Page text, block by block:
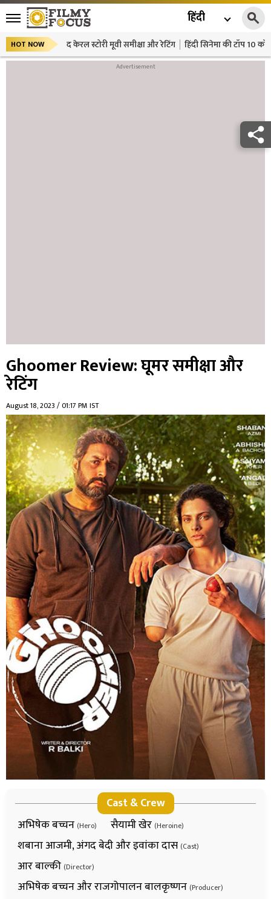
हिंदी
HOT NOW द केरल स्टोरी मूवी समीक्षा और रेटिंग हिंदी सिनेमा की टॉप 10
Ghoomer Review: घूमर समीक्षा और
रेटिंग
August 18, 2023 / 01:17 PM IST
Cast & Crew
अभिषेक बच्चन (Hero) सैयामी खेर (Heroine)
शबाना आजमी, अंगद बेदी और इवांका दास (Cast)
आर बाल्की (Director)
अभिषेक बच्चन और राजगोपालन बालकृष्णन (Producer)